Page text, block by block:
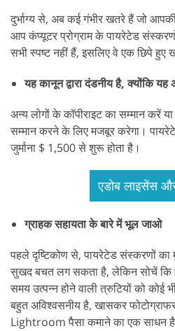
दुर्भाग्य से, अब कई गंभीर खतरे हैं जो
आप कंप्यूटर प्रोग्राम के पायरेटेड
सभी स्पष्ट नहीं हैं, इसलिए वे एक छिपे हुए
यह कानून द्वारा दंडनीय है, क्योंकि
अन्य लोगों के कॉपीराइट का सम्मान करें
सम्मान करने के लिए मजबूर करेगा।
जुर्माना $ 1,500 से शुरू होता है।
एडोब लाइसेंस
ग्राहक सहायता के बारे में भूल जाओ
पहले दृष्टिकोण से, पायरेटेड संस्करणों
सुखद बचत लग सकता है, लेकिन सोचें कि
समय उत्पन्न होने वाली त्रुटियों को
बहुत अविश्वसनीय है, खासकर
Lightroom पैसा कमाने का एक साधन